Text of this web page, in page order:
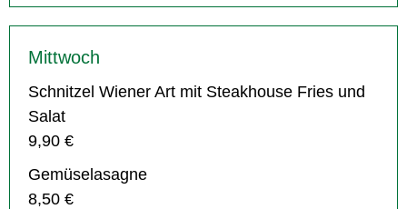
Mittwoch
Schnitzel Wiener Art mit Steakhouse Fries und
Salat
9,90 €
Gemüselasagne
8,50 €